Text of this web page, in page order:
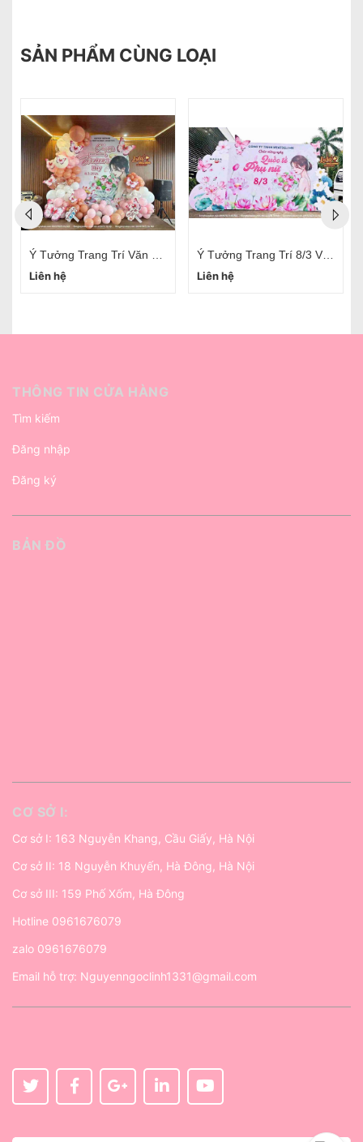
SẢN PHẨM CÙNG LOẠI
Liên hệ
Liên hệ
THÔNG TIN CỬA HÀNG
Tìm kiếm
Đăng nhập
Đăng ký
BẢN ĐỒ
CƠ SỞ I:
Cơ sở I: 163 Nguyễn Khang, Cầu Giấy, Hà Nội
Cơ sở II: 18 Nguyễn Khuyến, Hà Đông, Hà Nội
Cơ sở III: 159 Phố Xốm, Hà Đông
Hotline 0961676079
zalo 0961676079
Email hỗ trợ: Nguyenngoclinh1331@gmail.com